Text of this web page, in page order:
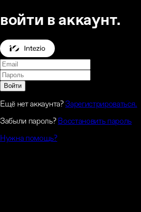
войти в аккаунт.
Войти
Ещё нет аккаунта? Зарегистрироваться.
Забыли пароль? Восстановить пароль
Нужна помощь?